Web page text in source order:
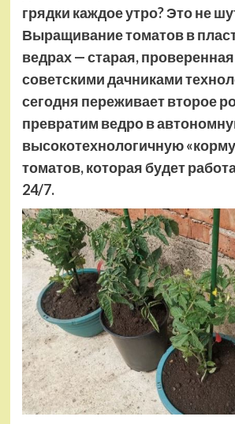
грядки каждое утро? Это не
Выращивание томатов в
ведрах — старая,
советскими дачниками
сегодня переживает второе
превратим ведро в
высокотехнологичную
томатов, которая будет
24/7.